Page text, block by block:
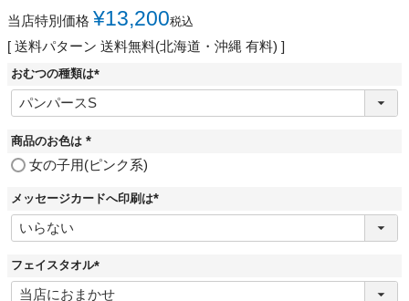
当店特別価格 ¥13,200税込
送料パターン 送料無料(北海道・沖縄 有料)
おむつの種類は
(
必
須
商品のお色は
必
)
女の子用(ピンク系)
メッセージカードへ印刷は
(
須
フェイスタオル
(
必